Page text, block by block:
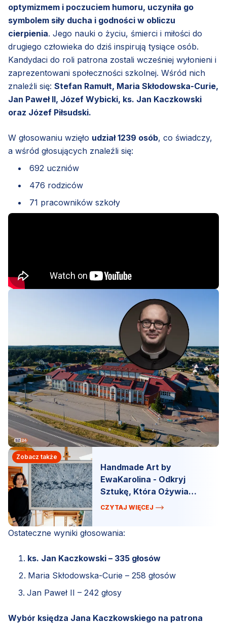
optymizmem i poczuciem humoru, uczyniła go
symbolem siły ducha i godności w obliczu
cierpienia. Jego nauki o życiu, śmierci i miłości do
drugiego człowieka do dziś inspirują tysiące osób.
Kandydaci do roli patrona zostali wcześniej wyłonieni i
zaprezentowani społeczności szkolnej. Wśród nich
znaleźli się: Stefan Ramułt, Maria Skłodowska-Curie,
Jan Paweł II, Józef Wybicki, ks. Jan Kaczkowski
oraz Józef Piłsudski.
W głosowaniu wzięło udział 1239 osób, co świadczy,
a wśród głosujących znaleźli się:
692 uczniów
476 rodziców
71 pracowników szkoły
Zobacz także
Handmade Art by
EwaKarolina - Odkryj
Sztukę, Która Ożywia
Przestrzeń!
CZYTAJ WIĘCEJ
Ostateczne wyniki głosowania:
ks. Jan Kaczkowski – 335 głosów
Maria Skłodowska-Curie – 258 głosów
Jan Paweł II – 242 głosy
Wybór księdza Jana Kaczkowskiego na patrona